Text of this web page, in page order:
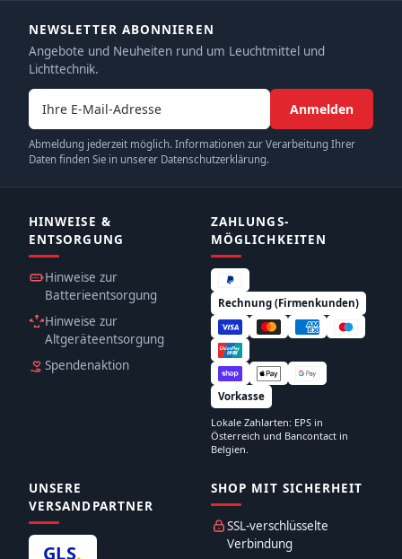
NEWSLETTER ABONNIEREN
Angebote und Neuheiten rund um Leuchtmittel und
Lichttechnik.
E-Mail-Adresse
Anmelden
Abmeldung jederzeit möglich. Informationen zur Verarbeitung Ihrer
Daten finden Sie in unserer Datenschutzerklärung.
HINWEISE &
ENTSORGUNG
Hinweise zur
Batterieentsorgung
Hinweise zur
Altgeräteentsorgung
Spendenaktion
ZAHLUNGS­
MÖGLICHKEITEN
Rechnung (Firmenkunden)
Vorkasse
Lokale Zahlarten: EPS in
Österreich und Bancontact in
Belgien.
UNSERE
VERSANDPARTNER
GLS.
SHOP MIT SICHERHEIT
SSL-verschlüsselte
Verbindung